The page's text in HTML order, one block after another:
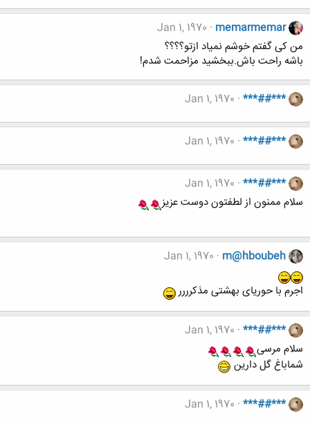
memarmemar
Jan 1, 1970
من کی گفتم خوشم نمیاد ازتو؟؟؟؟
باشه راحت باش.ببخشید مزاحمت شدم!
***##***
Jan 1, 1970
***##***
Jan 1, 1970
***##***
Jan 1, 1970
سلام ممنون از لطفتون دوست عزیز
m@hboubeh
Jan 1, 1970
اجرم با حوریای بهشتی مذکرررر
***##***
Jan 1, 1970
سلام مرسی
شماباغ گل دارین
***##***
Jan 1, 1970